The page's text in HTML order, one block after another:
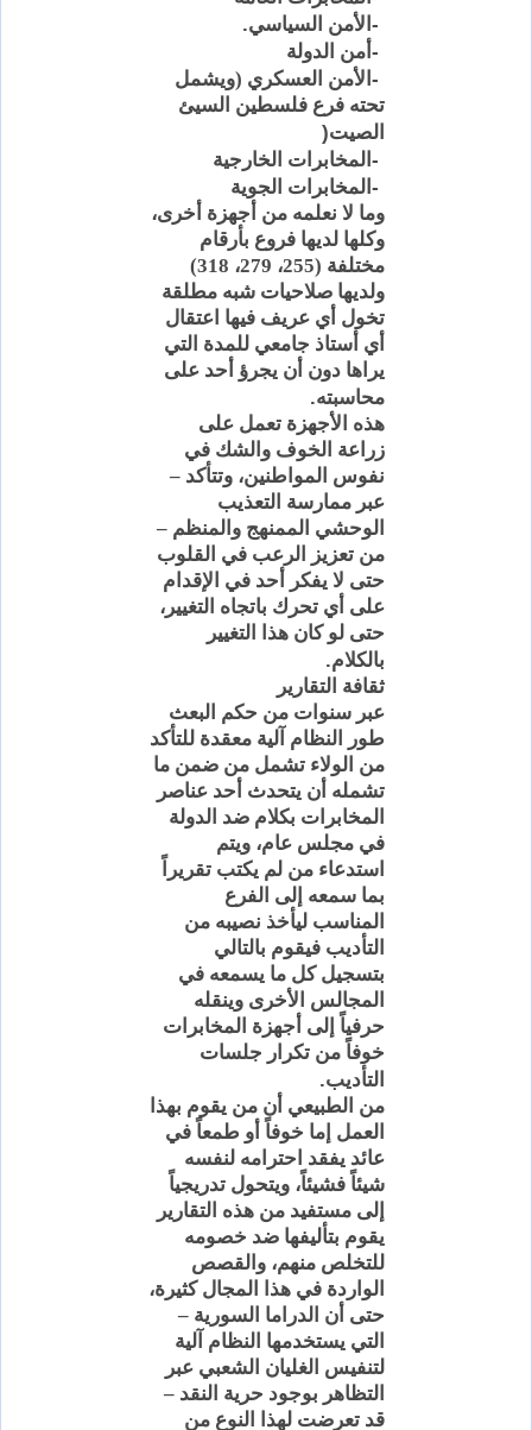
- الأمن السياسي.
- أمن الدولة
- الأمن العسكري (ويشمل
تحته فرع فلسطين السيئ
الصيت)
- المخابرات الخارجية
- المخابرات الجوية
وما لا نعلمه من أجهزة أخرى،
وكلها لديها فروع بأرقام
مختلفة (255، 279، 318)
ولديها صلاحيات شبه مطلقة
تخول أيعريف فيها اعتقال
أي أستاذ جامعي للمدة التي
يراها دون أن يجرؤ أحد على
محاسبته.
هذه الأجهزة تعمل على
زراعة الخوف والشك في
نفوس المواطنين، وتتأكد –
عبر ممارسة التعذيب
الوحشي الممنهج والمنظم –
من تعزيز الرعب في القلوب
حتى لا يفكر أحد في الإقدام
على أي تحرك باتجاه التغيير،
حتى لو كان هذا التغيير
بالكلام.
ثقافة التقارير
عبر سنوات من حكم البعث
طور النظام آلية معقدة للتأكد
من الولاء تشمل من ضمن ما
تشمله أن يتحدث أحد عناصر
المخابرات بكلام ضد الدولة
في مجلس عام، ويتم
استدعاء من لم يكتب تقريراً
بما سمعه إلى الفرع
المناسب ليأخذ نصيبه من
التأديب فيقوم بالتالي
بتسجيل كل ما يسمعه في
المجالس الأخرى وينقله
حرفياً إلى أجهزة المخابرات
خوفاً من تكرار جلسات
التأديب.
من الطبيعي أن من يقوم بهذا
العمل إما خوفاً أو طمعاً في
عائد يفقد احترامه لنفسه
شيئاً فشيئاً، ويتحول تدريجياً
إلى مستفيد من هذه التقارير
يقوم بتأليفها ضد خصومه
للتخلص منهم، والقصص
الواردة في هذا المجال كثيرة،
حتى أن الدراما السورية –
التي يستخدمها النظام آلية
لتنفيس الغليان الشعبي عبر
التظاهر بوجود حرية النقد –
قد تعرضت لهذا النوع من